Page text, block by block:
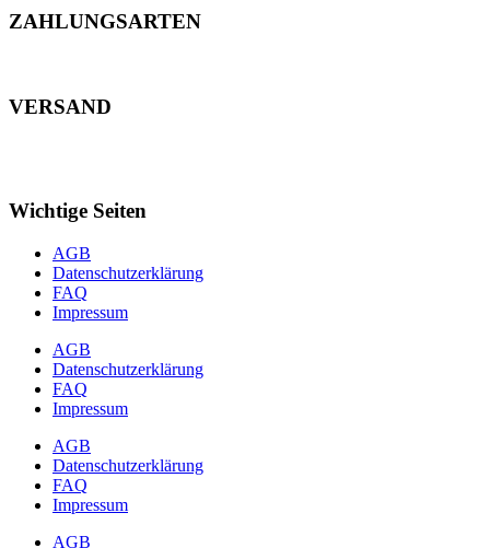
ZAHLUNGSARTEN
VERSAND
Wichtige Seiten
AGB
Datenschutzerklärung
FAQ
Impressum
AGB
Datenschutzerklärung
FAQ
Impressum
AGB
Datenschutzerklärung
FAQ
Impressum
AGB